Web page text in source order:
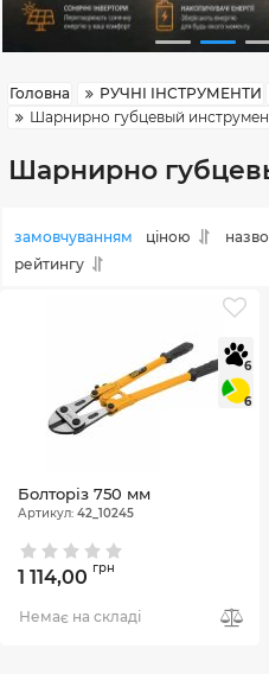
Головна РУЧНІ ІНСТРУМЕНТИ
Шарнирно губцевый
Шарнирно
замовчуванням ціною
рейтингу
6
6
Болторіз 750 мм
Артикул: 42_10245
1 114,00 грн
Немає на складі